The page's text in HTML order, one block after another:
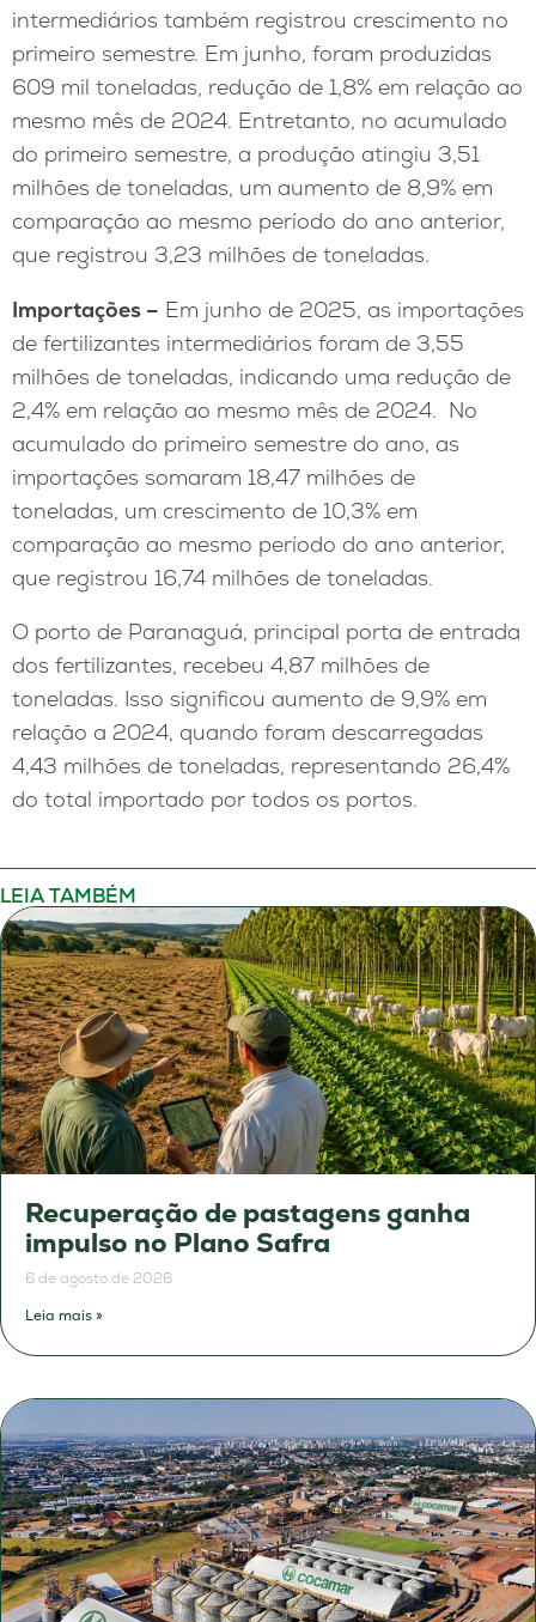
intermediários também registrou crescimento no
primeiro semestre. Em junho, foram produzidas
609 mil toneladas, redução de 1,8% em relação ao
mesmo mês de 2024. Entretanto, no acumulado
do primeiro semestre, a produção atingiu 3,51
milhões de toneladas, um aumento de 8,9% em
comparação ao mesmo período do ano anterior,
que registrou 3,23 milhões de toneladas.
Importações – Em junho de 2025, as importações
de fertilizantes intermediários foram de 3,55
milhões de toneladas, indicando uma redução de
2,4% em relação ao mesmo mês de 2024. No
acumulado do primeiro semestre do ano, as
importações somaram 18,47 milhões de
toneladas, um crescimento de 10,3% em
comparação ao mesmo período do ano anterior,
que registrou 16,74 milhões de toneladas.
O porto de Paranaguá, principal porta de entrada
dos fertilizantes, recebeu 4,87 milhões de
toneladas. Isso significou aumento de 9,9% em
relação a 2024, quando foram descarregadas
4,43 milhões de toneladas, representando 26,4%
do total importado por todos os portos.
LEIA TAMBÉM
Recuperação de pastagens ganha
impulso no Plano Safra
6 de agosto de 2026
Leia mais »